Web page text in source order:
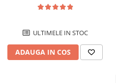
ULTIMELE IN STOC
ADAUGA IN COS